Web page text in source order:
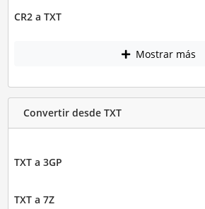
CR2 a TXT
Mostrar más
Convertir desde TXT
TXT a 3GP
TXT a 7Z